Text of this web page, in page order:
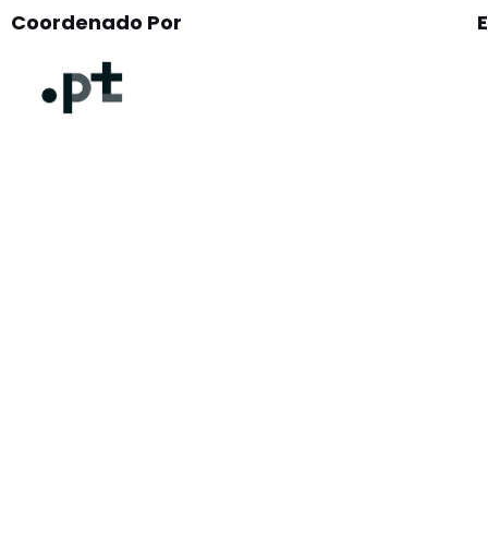
Coordenado Por